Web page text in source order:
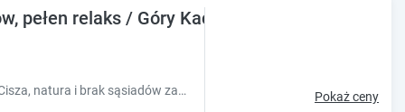
pełen relaks / Góry Kaczawskie
Domek w Krainie Wygasłych Wulkanów. Cisza, natura i brak sąsiadów zapewniają pełną prywatność i spokój. Bliskość natury, widoki i kameralna atmosfera. Pokaż ceny